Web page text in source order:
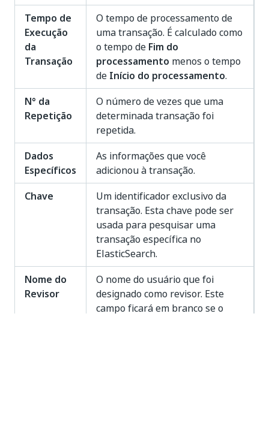
Tempo de
Execução
da
Transação
O tempo de processamento de
uma transação. É calculado como
o tempo de Fim do
processamento menos o tempo
de Início do processamento.
N° da
Repetição
O número de vezes que uma
determinada transação foi
repetida.
Dados
Específicos
As informações que você
adicionou à transação.
Chave
Um identificador exclusivo da
transação. Esta chave pode ser
usada para pesquisar uma
transação específica no
ElasticSearch.
Nome do
Revisor
O nome do usuário que foi
designado como revisor. Este
campo ficará em branco se o